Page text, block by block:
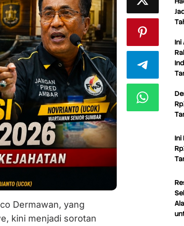
Dermawan, yang
kini menjadi sorotan
Ini
Ini